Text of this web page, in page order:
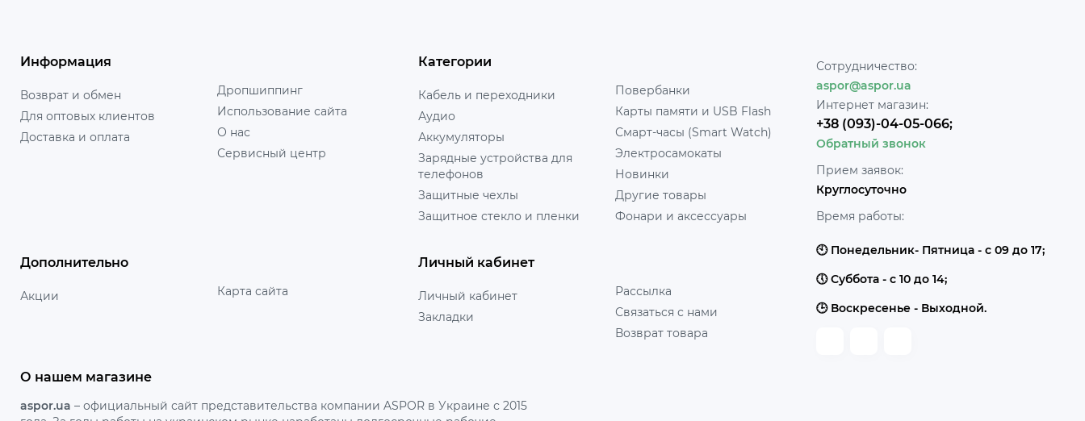
Информация
Возврат и обмен
Для оптовых клиентов
Доставка и оплата
Дропшиппинг
Использование сайта
О нас
Сервисный центр
Категории
Кабель и переходники
Аудио
Аккумуляторы
Зарядные устройства для
телефонов
Защитные чехлы
Защитное стекло и пленки
Повербанки
Карты памяти и USB Flash
Смарт-часы (Smart Watch)
Электросамокаты
Новинки
Другие товары
Фонари и аксессуары
Дополнительно
Акции Карта сайта
Личный кабинет
Личный кабинет
Закладки
Рассылка
Связаться с нами
Возврат товара
Сотрудничество:
aspor@aspor.ua
Интернет магазин:
+38 (093)-04-05-066;
Обратный звонок
Прием заявок:
Круглосуточно
Время работы:
🕙 Понедельник- Пятница - с 09 до 17;
🕔 Суббота - с 10 до 14;
🕒 Воскресенье - Выходной.
О нашем магазине
aspor.ua – официальный сайт представительства компании ASPOR в Украине с 2015